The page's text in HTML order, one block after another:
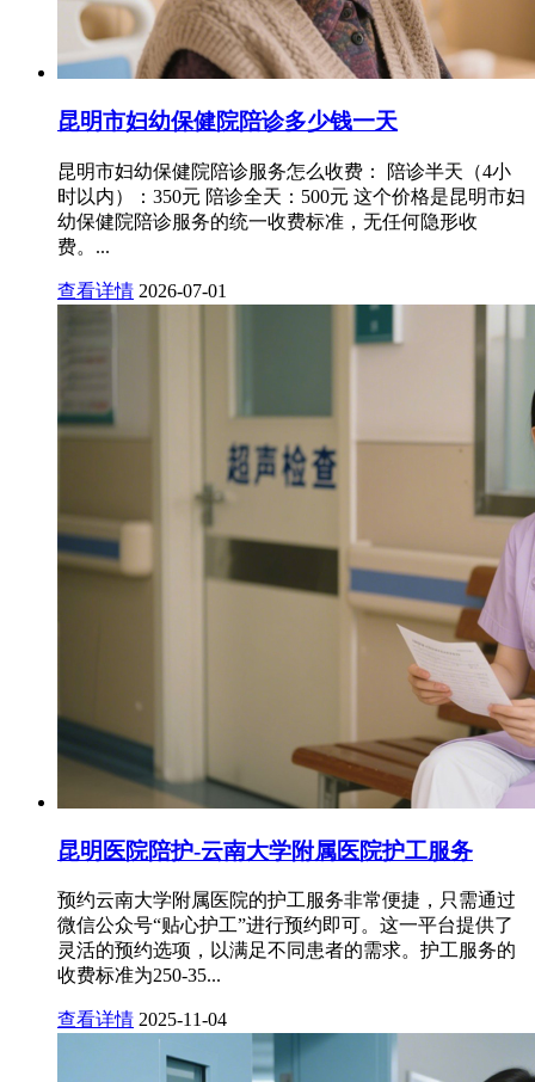
昆明市妇幼保健院陪诊多少钱一天
昆明市妇幼保健院陪诊服务怎么收费： 陪诊半天（4小
时以内）：350元 陪诊全天：500元 这个价格是昆明市妇
幼保健院陪诊服务的统一收费标准，无任何隐形收
费。...
查看详情 2026-07-01
昆明医院陪护-云南大学附属医院护工服务
预约云南大学附属医院的护工服务非常便捷，只需通过
微信公众号“贴心护工”进行预约即可。这一平台提供了
灵活的预约选项，以满足不同患者的需求。护工服务的
收费标准为250-35...
查看详情 2025-11-04